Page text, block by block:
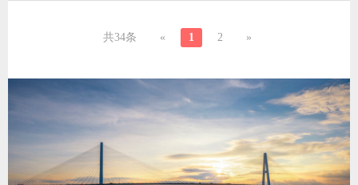
共34条 « 1 2 »